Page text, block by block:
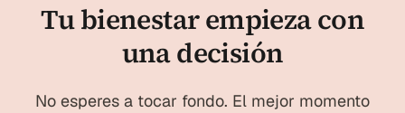
Tu bienestar empieza con
una decisión
No esperes a tocar fondo. El mejor momento